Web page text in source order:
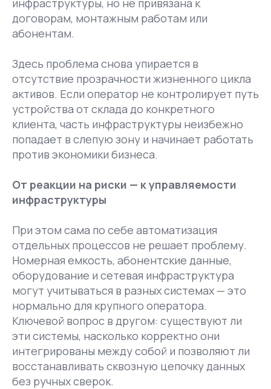
инфраструктуры, но не привязана к
договорам, монтажным работам или
абонентам.
Здесь проблема снова упирается в
отсутствие прозрачности жизненного цикла
активов. Если оператор не контролирует путь
устройства от склада до конкретного
клиента, часть инфраструктуры неизбежно
попадает в слепую зону и начинает работать
против экономики бизнеса.
От реакции на риски — к управляемости
инфраструктуры
При этом сама по себе автоматизация
отдельных процессов не решает проблему.
Номерная емкость, абонентские данные,
оборудование и сетевая инфраструктура
могут учитываться в разных системах — это
нормально для крупного оператора.
Ключевой вопрос в другом: существуют ли
эти системы, насколько корректно они
интегрированы между собой и позволяют ли
восстанавливать сквозную цепочку данных
без ручных сверок.